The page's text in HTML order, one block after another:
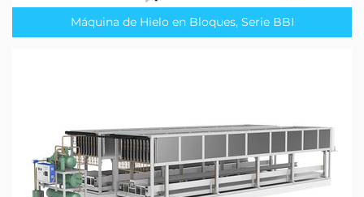
Máquina de Hielo en Bloques, Serie BBI